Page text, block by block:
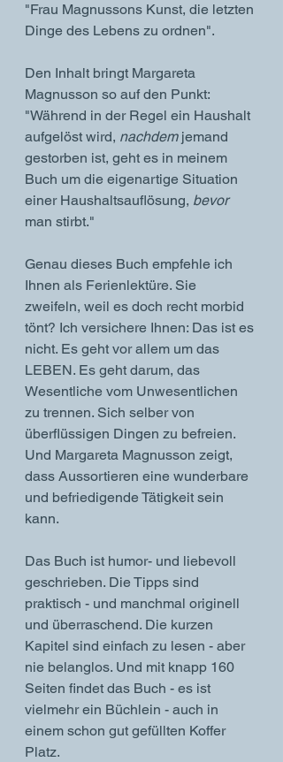
"Frau Magnussons Kunst, die letzten
Dinge des Lebens zu ordnen".
Den Inhalt bringt Margareta
Magnusson so auf den Punkt:
"Während in der Regel ein Haushalt
aufgelöst wird, nachdem jemand
gestorben ist, geht es in meinem
Buch um die eigenartige Situation
einer Haushaltsauflösung, bevor
man stirbt."
Genau dieses Buch empfehle ich
Ihnen als Ferienlektüre. Sie
zweifeln, weil es doch recht morbid
tönt? Ich versichere Ihnen: Das ist es
nicht. Es geht vor allem um das
LEBEN. Es geht darum, das
Wesentliche vom Unwesentlichen
zu trennen. Sich selber von
überflüssigen Dingen zu befreien.
Und Margareta Magnusson zeigt,
dass Aussortieren eine wunderbare
und befriedigende Tätigkeit sein
kann.
Das Buch ist humor- und liebevoll
geschrieben. Die Tipps sind
praktisch - und manchmal originell
und überraschend. Die kurzen
Kapitel sind einfach zu lesen - aber
nie belanglos. Und mit knapp 160
Seiten findet das Buch - es ist
vielmehr ein Büchlein - auch in
einem schon gut gefüllten Koffer
Platz.